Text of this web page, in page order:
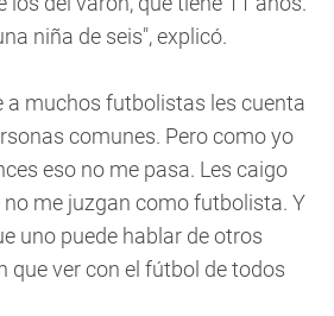
niña de seis", explicó.
a muchos futbolistas les cuenta
comunes. Pero como yo
eso no me pasa. Les caigo
me juzgan como futbolista. Y
uno puede hablar de otros
que ver con el fútbol de todos